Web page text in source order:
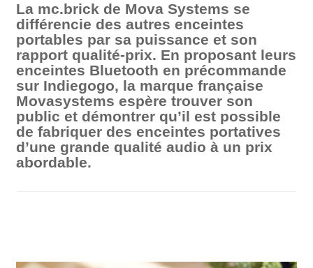
La mc.brick de Mova Systems se
différencie des autres enceintes
portables par sa puissance et son
rapport qualité-prix. En proposant leurs
enceintes Bluetooth en précommande
sur Indiegogo, la marque française
Movasystems espère trouver son
public et démontrer qu’il est possible
de fabriquer des enceintes portatives
d’une grande qualité audio à un prix
abordable.